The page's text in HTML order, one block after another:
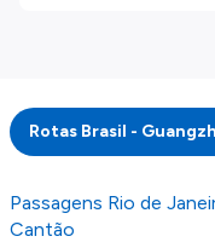
integridade ou
publicada, por
as condições
fazer uma
os nossos
Rotas Brasil -
Passagens Rio de Janeiro-Galeão -
Cantão